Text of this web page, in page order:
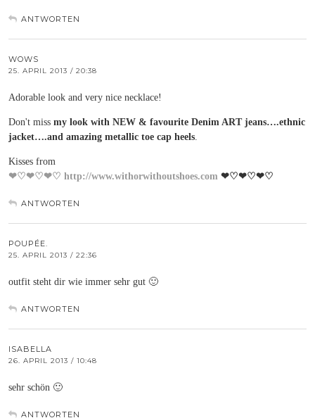
ANTWORTEN
WOWS
25. APRIL 2013 / 20:38
Adorable look and very nice necklace!
Don't miss my look with NEW & favourite Denim ART jeans….ethnic
jacket….and amazing metallic toe cap heels
Kisses from
❤♡❤♡❤♡ http://www.withorwithoutshoes.com ❤♡❤♡❤♡
ANTWORTEN
POUPÉE.
25. APRIL 2013 / 22:36
outfit steht dir wie immer sehr gut 🙂
ANTWORTEN
ISABELLA
26. APRIL 2013 / 10:48
sehr schön 🙂
ANTWORTEN